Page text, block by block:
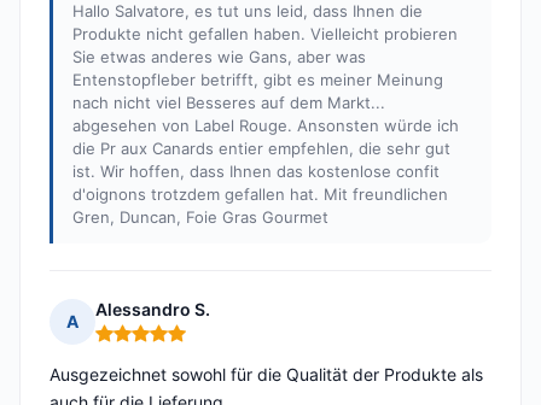
Hallo Salvatore, es tut uns leid, dass Ihnen die
Produkte nicht gefallen haben. Vielleicht probieren
Sie etwas anderes wie Gans, aber was
Entenstopfleber betrifft, gibt es meiner Meinung
nach nicht viel Besseres auf dem Markt...
abgesehen von Label Rouge. Ansonsten würde ich
die Pr aux Canards entier empfehlen, die sehr gut
ist. Wir hoffen, dass Ihnen das kostenlose confit
d'oignons trotzdem gefallen hat. Mit freundlichen
Gren, Duncan, Foie Gras Gourmet
A
Alessandro S.
Hinweis: 5 von 5
Ausgezeichnet sowohl für die Qualität der Produkte als